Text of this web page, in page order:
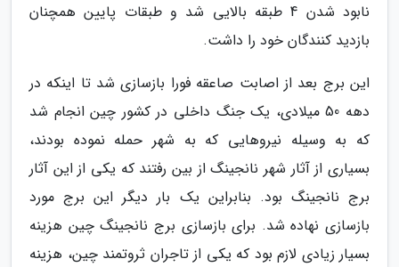
نابود شدن 4 طبقه بالایی شد و طبقات پایین همچنان
بازدید کنندگان خود را داشت.
این برج بعد از اصابت صاعقه فورا بازسازی شد تا اینکه در
دهه 50 میلادی، یک جنگ داخلی در کشور چین انجام شد
که به وسیله نیروهایی که به شهر حمله نموده بودند،
بسیاری از آثار شهر نانجینگ از بین رفتند که یکی از این آثار
برج نانجینگ بود. بنابراین یک بار دیگر این برج مورد
بازسازی نهاده شد. برای بازسازی برج نانجینگ چین هزینه
بسیار زیادی لازم بود که یکی از تاجران ثروتمند چین، هزینه